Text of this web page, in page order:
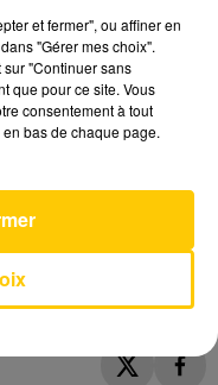
NORD
et fermer", ou affiner en
"Gérer mes choix".
"Continuer sans
que pour ce site. Vous
consentement à tout
bas de chaque page.